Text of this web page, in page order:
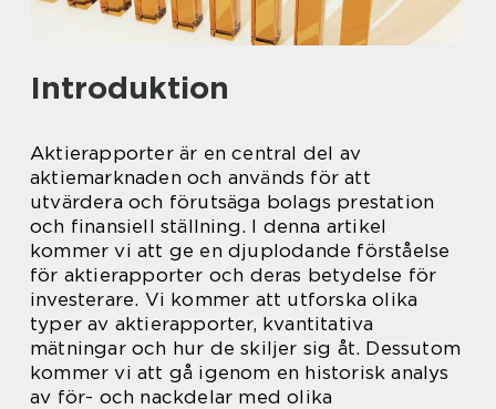
Introduktion
Aktierapporter är en central del av
aktiemarknaden och används för att
utvärdera och förutsäga bolags prestation
och finansiell ställning. I denna artikel
kommer vi att ge en djuplodande förståelse
för aktierapporter och deras betydelse för
investerare. Vi kommer att utforska olika
typer av aktierapporter, kvantitativa
mätningar och hur de skiljer sig åt. Dessutom
kommer vi att gå igenom en historisk analys
av för- och nackdelar med olika